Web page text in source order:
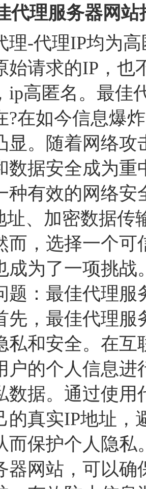
代理服务器网
理-代理IP均为
始请求的IP，也
ip高匿名。最佳
?在如今信息爆
显。随着网络攻
数据安全成为
种有效的网络
址、加密数据传
而，选择一个可
成为了一项挑
题：最佳代理服
先，最佳代理服
私和安全。在
户的个人信息进
数据。通过使
的真实IP地址，
而保护个人隐私
器网站，可以确